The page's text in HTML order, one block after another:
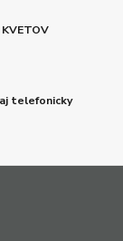
KVETOV
telefonicky